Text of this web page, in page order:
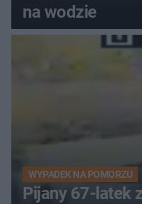
na wodzie
WYPADEK NA POMORZU
Pijany 67-latek